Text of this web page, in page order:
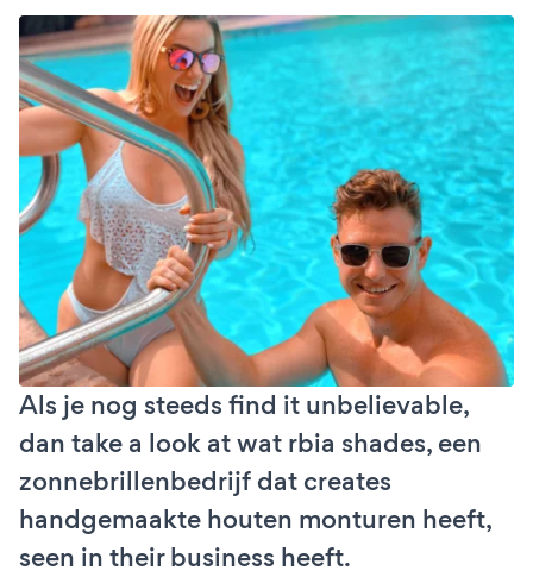
Als je nog steeds find it unbelievable,
dan take a look at wat rbia shades, een
zonnebrillenbedrijf dat creates
handgemaakte houten monturen heeft,
seen in their business heeft.